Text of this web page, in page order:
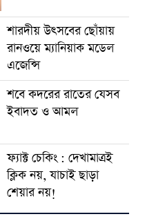
শারদীয় উৎসবের ছোঁয়ায়
রানওয়ে ম্যানিয়াক মডেল
এজেন্সি
শবে কদরের রাতের যেসব
ইবাদত ও আমল
ফ্যাক্ট চেকিং : দেখামাত্রই
ক্লিক নয়, যাচাই ছাড়া
শেয়ার নয়!